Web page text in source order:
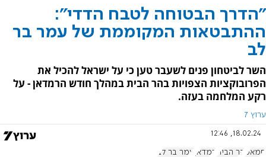
"הדרך הבטוחה לטבח הדדי":
ההתבטאות המקוממת של עמר בר
לב
השר לביטחון פנים לשעבר טען כי על ישראל להכיל את
הפרובוקציות הצפויות בהר הבית במהלך חודש הרמדאן - על
רקע המלחמה בעזה.
ערוץ 7
18.02.24, 12:46
חמאס הר הבית רמדאן עמר בר לב